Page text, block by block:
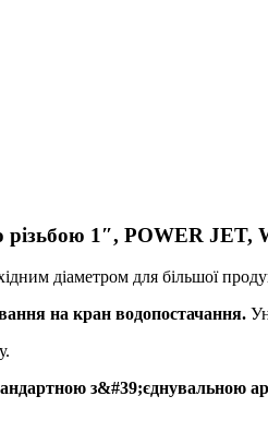
різьбою 1″, POWER
діаметром для більшої
на кран водопостачання.
з&#39;єднувальною